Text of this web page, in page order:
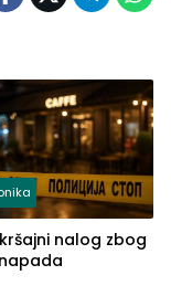
nalog zbog